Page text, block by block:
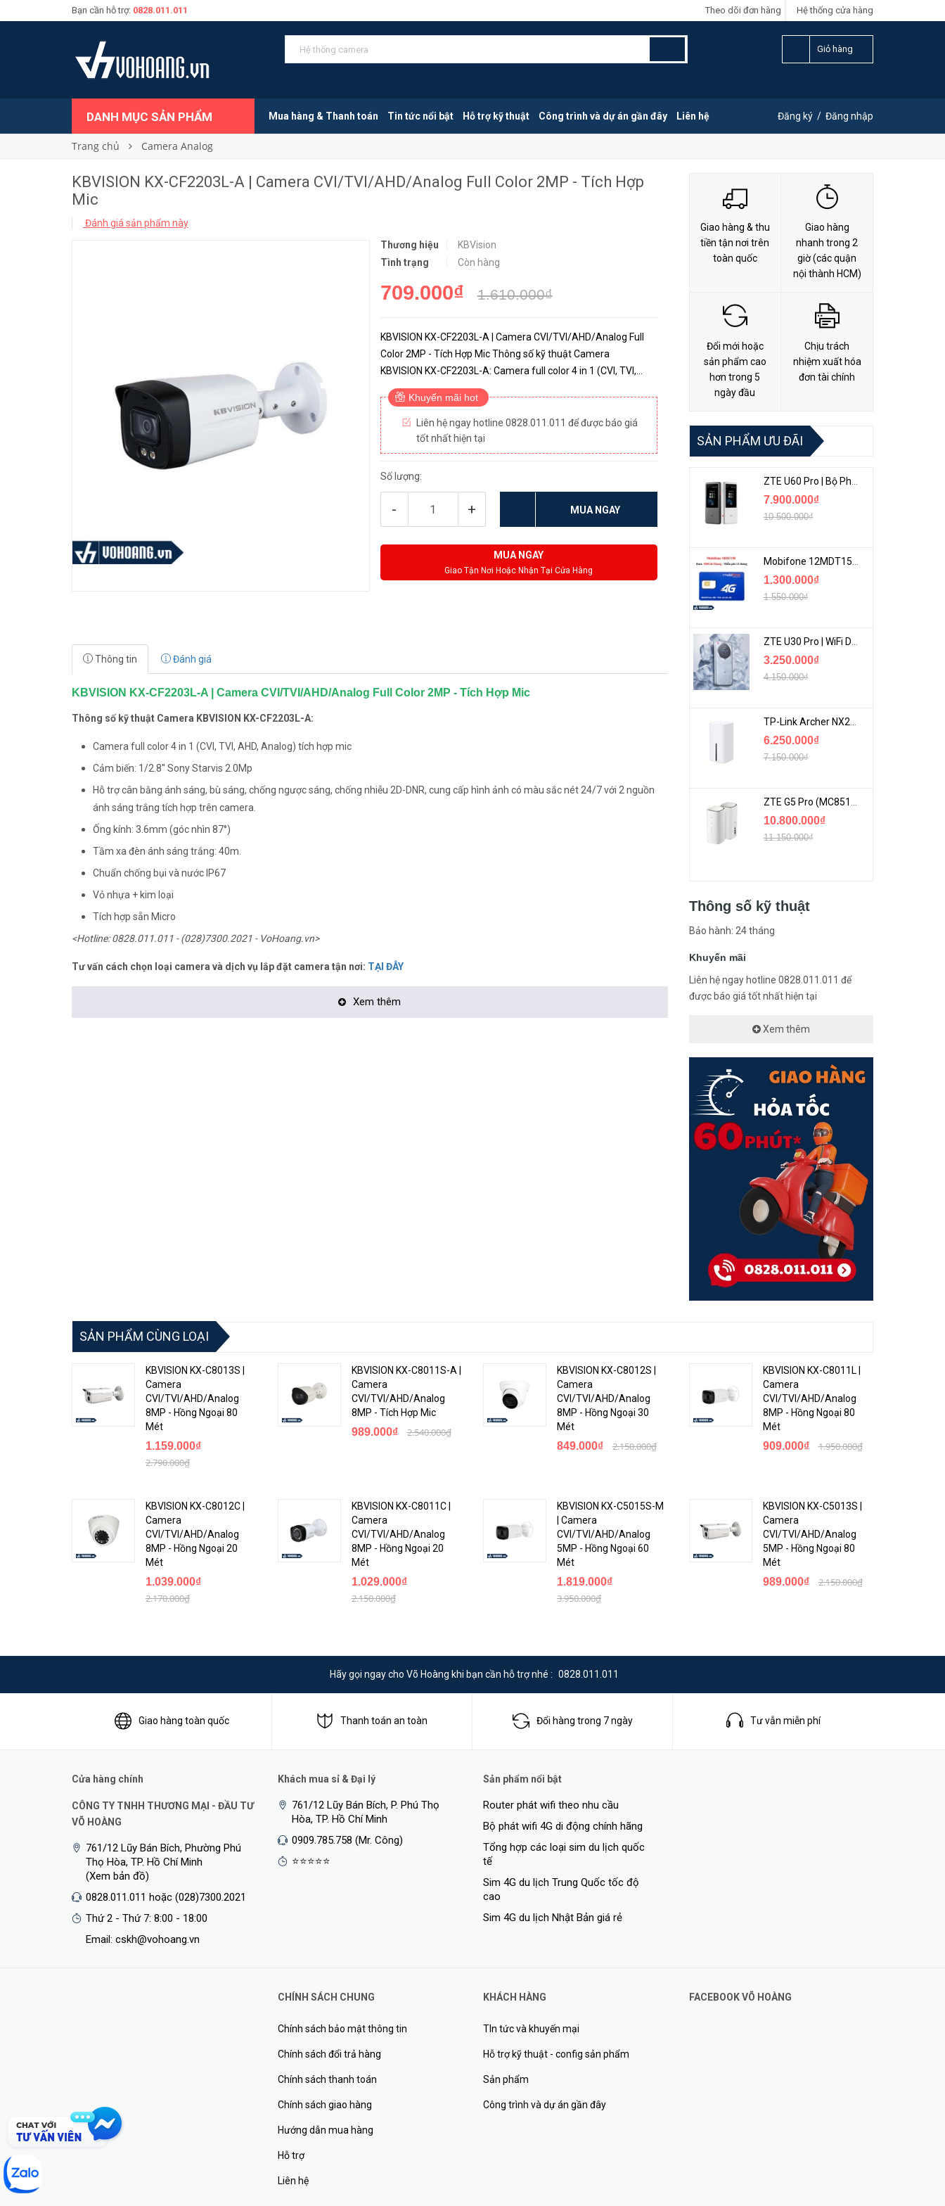
Bạn cần hỗ trợ: 0828.011.011 Hệ thống cửa hàng
Theo dõi đơn hàng
Giỏ hàng
DANH MỤC SẢN PHẨM Mua hàng & Thanh toán Tin tức nổi bật Hỗ trợ kỹ thuật Công trình và dự án gần đây Liên hệ Đăng ký / Đăng nhập
Trang chủ Camera Analog
KBVISION KX-CF2203L-A | Camera CVI/TVI/AHD/Analog Full Color 2MP - Tích Hợp
Mic
Đánh giá sản phẩm này
Thương hiệu
KBVision
Tình trạng
Còn hàng
709.000₫ 1.610.000₫
KBVISION KX-CF2203L-A | Camera CVI/TVI/AHD/Analog Full
Color 2MP - Tích Hợp Mic Thông số kỹ thuật Camera
KBVISION KX-CF2203L-A: Camera full color 4 in 1 (CVI, TVI,
AHD, Analog) tích hợp mic Cảm biến: 1/2.8'' Sony Starvis 2.0Mp
Hỗ trợ cân bằn...
Khuyến mãi hot
Liên hệ ngay hotline 0828.011.011 để được báo giá
tốt nhất hiện tại
Số lượng:
- + MUA NGAY
MUA NGAY
Giao Tận Nơi Hoặc Nhận Tại Cửa Hàng
MUA NGAY LIÊN HỆ ĐẶT HÀNG
Thông tin Đánh giá
KBVISION KX-CF2203L-A | Camera CVI/TVI/AHD/Analog Full Color 2MP - Tích Hợp Mic
Thông số kỹ thuật Camera KBVISION KX-CF2203L-A:
Camera full color 4 in 1 (CVI, TVI, AHD, Analog) tích hợp mic
Cảm biến: 1/2.8'' Sony Starvis 2.0Mp
Hỗ trợ cân bằng ánh sáng, bù sáng, chống ngược sáng, chống nhiễu 2D-DNR, cung cấp hình ảnh có màu sắc nét 24/7 với 2 nguồn
ánh sáng trắng tích hợp trên camera.
Ống kính: 3.6mm (góc nhìn 87°)
Tầm xa đèn ánh sáng trắng: 40m.
Chuẩn chống bụi và nước IP67
Vỏ nhựa + kim loại
Tích hợp sẵn Micro
<Hotline: 0828.011.011 - (028)7300.2021 - VoHoang.vn>
Tư vấn cách chọn loại camera và dịch vụ lắp đặt camera tận nơi: TẠI ĐÂY
Xem thêm
Giao hàng & thu
tiền tận nơi trên
toàn quốc
Giao hàng
nhanh trong 2
giờ (các quận
nội thành HCM)
Đổi mới hoặc
sản phẩm cao
hơn trong 5
ngày đầu
Chịu trách
nhiệm xuất hóa
đơn tài chính
SẢN PHẨM ƯU ĐÃI
ZTE U60 Pro | Bộ Phát 5G Cầm Tay Tích Hợp Công Nghệ WiFi 7, Pin 10000mAh
7.900.000₫
10.500.000₫
Mobifone 12MDT150 | Sim Chuyên 4G Mobifone Dung Lượng Cao 500GB/Tháng Gói 1 Năm
1.300.000₫
1.550.000₫
ZTE U30 Pro | WiFi Di Động 5G Tốc Độ Lên Đến 500Mbps, Màn Hình Cảm Ứng
3.250.000₫
4.150.000₫
TP-Link Archer NX200 | Bộ Phát WiFi Dùng Sim 5G Tốc Độ Cao Mới FullBox
6.250.000₫
7.150.000₫
ZTE G5 Pro (MC8512) | Router 5G WiFi7 Be7200 Hỗ Trợ Băng Tần 6Ghz Cực Mạnh
10.800.000₫
11.150.000₫
Thông số kỹ thuật
Bảo hành: 24 tháng
Khuyến mãi
Liên hệ ngay hotline 0828.011.011 để
được báo giá tốt nhất hiện tại
Xem thêm
SẢN PHẨM CÙNG LOẠI
KBVISION KX-C8013S |
Camera
CVI/TVI/AHD/Analog
8MP - Hồng Ngoại 80
Mét
1.159.000₫
2.790.000₫
KBVISION KX-C8011S-A |
Camera
CVI/TVI/AHD/Analog
8MP - Tích Hợp Mic
989.000₫ 2.540.000₫
KBVISION KX-C8012S |
Camera
CVI/TVI/AHD/Analog
8MP - Hồng Ngoại 30
Mét
849.000₫ 2.150.000₫
KBVISION KX-C8011L |
Camera
CVI/TVI/AHD/Analog
8MP - Hồng Ngoại 80
Mét
909.000₫ 1.950.000₫
KBVISION KX-C8012C |
Camera
CVI/TVI/AHD/Analog
8MP - Hồng Ngoại 20
Mét
1.039.000₫
2.170.000₫
KBVISION KX-C8011C |
Camera
CVI/TVI/AHD/Analog
8MP - Hồng Ngoại 20
Mét
1.029.000₫
2.150.000₫
KBVISION KX-C5015S-M
| Camera
CVI/TVI/AHD/Analog
5MP - Hồng Ngoại 60
Mét
1.819.000₫
3.950.000₫
KBVISION KX-C5013S |
Camera
CVI/TVI/AHD/Analog
5MP - Hồng Ngoại 80
Mét
989.000₫ 2.150.000₫
Hãy gọi ngay cho Võ Hoàng khi bạn cần hỗ trợ nhé : 0828.011.011
Giao hàng toàn quốc Thanh toán an toàn Đổi hàng trong 7 ngày Tư vẫn miễn phí
Cửa hàng chính
CÔNG TY TNHH THƯƠNG MẠI - ĐẦU TƯ
VÕ HOÀNG
761/12 Lũy Bán Bích, Phường Phú
Thọ Hòa, TP. Hồ Chí Minh
(Xem bản đồ)
0828.011.011 hoặc (028)7300.2021
Thứ 2 - Thứ 7: 8:00 - 18:00
Email: cskh@vohoang.vn
Khách mua sỉ & Đại lý
761/12 Lũy Bán Bích, P. Phú Thọ
Hòa, TP. Hồ Chí Minh
0909.785.758 (Mr. Công)
⭐⭐⭐⭐⭐
Sản phẩm nổi bật
Router phát wifi theo nhu cầu
Bộ phát wifi 4G di động chính hãng
Tổng hợp các loại sim du lịch quốc
tế
Sim 4G du lịch Trung Quốc tốc độ
cao
Sim 4G du lịch Nhật Bản giá rẻ
CHÍNH SÁCH CHUNG
Chính sách bảo mật thông tin
Chính sách đổi trả hàng
Chính sách thanh toán
Chính sách giao hàng
Hướng dẫn mua hàng
Hỗ trợ
Liên hệ
KHÁCH HÀNG
TIn tức và khuyến mại
Hỗ trợ kỹ thuật - config sản phẩm
Sản phẩm
Công trình và dự án gần đây
FACEBOOK VÕ HOÀNG